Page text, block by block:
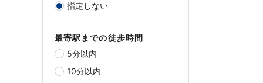
指定しない
最寄駅までの徒歩時間
5分以内
10分以内